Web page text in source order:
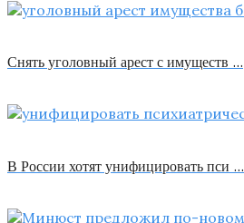
Снять уголовный арест с имуществ …
В России хотят унифицировать пси …